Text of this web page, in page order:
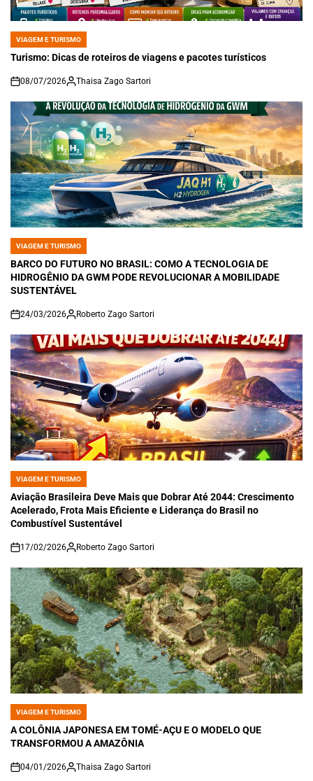
POSTED
IN
VIAGEM E TURISMO
Turismo: Dicas de roteiros de viagens e pacotes turísticos
on
08/07/2026 Thaisa Zago Sartori
POSTED
IN
VIAGEM E TURISMO
BARCO DO FUTURO NO BRASIL: COMO A TECNOLOGIA DE
HIDROGÊNIO DA GWM PODE REVOLUCIONAR A MOBILIDADE
SUSTENTÁVEL
on
24/03/2026 Roberto Zago Sartori
POSTED
IN
VIAGEM E TURISMO
Aviação Brasileira Deve Mais que Dobrar Até 2044: Crescimento
Acelerado, Frota Mais Eficiente e Liderança do Brasil no
Combustível Sustentável
on
17/02/2026 Roberto Zago Sartori
POSTED
IN
VIAGEM E TURISMO
A COLÔNIA JAPONESA EM TOMÉ-AÇU E O MODELO QUE
TRANSFORMOU A AMAZÔNIA
on
04/01/2026 Thaisa Zago Sartori